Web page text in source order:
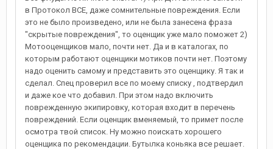
в Протокол ВСЕ, даже сомнительные повреждения. Если
это не было произведено, или не была занесена фраза
"скрытые повреждения", то оценщик уже мало поможет 2)
Мотооценщиков мало, почти нет. Да и в каталогах, по
которым работают оценщики мотиков почти нет. Поэтому
надо оценить самому и представить это оценщику. Я так и
сделал. Спец проверил все по моему списку , подтвердил
и даже кое что добавил. При этом надо включить
поврежденную экипировку, которая входит в перечень
повреждений. Если оценщик вменяемый, то примет после
осмотра твой список. Ну можно поискать хорошего
оценщика по рекомендации. Бутылка коньяка все решает.